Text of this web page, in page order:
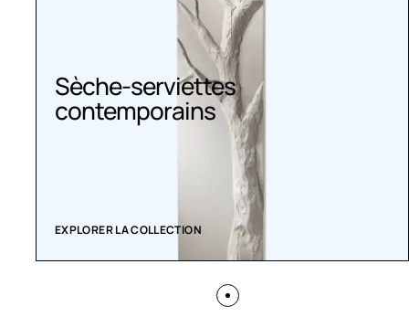
Sèche-serviettes
contemporains
EXPLORER LA COLLECTION